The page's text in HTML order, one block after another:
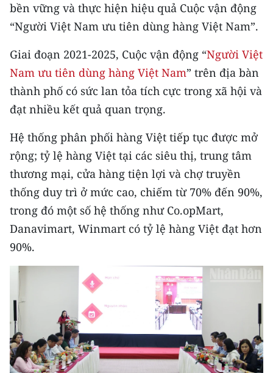
Media Chính trị
Media Văn hóa
Media Xã hội
Media Pháp luật
Media Du lịch
Media Thế giới
Media Thể thao
Media Giáo dục
Media Y tế
Media Khoa học - Công nghệ
Media Môi trường
Ảnh
Infographic
bền vững và thực hiện hiệu quả Cuộc vận động
“Người Việt Nam ưu tiên dùng hàng Việt Nam”.
Giai đoạn 2021-2025, Cuộc vận động “Người Việt
Nam ưu tiên dùng hàng Việt Nam” trên địa bàn
thành phố có sức lan tỏa tích cực trong xã hội và
đạt nhiều kết quả quan trọng.
Hệ thống phân phối hàng Việt tiếp tục được mở
rộng; tỷ lệ hàng Việt tại các siêu thị, trung tâm
thương mại, cửa hàng tiện lợi và chợ truyền
thống duy trì ở mức cao, chiếm từ 70% đến 90%,
trong đó một số hệ thống như Co.opMart,
Danavimart, Winmart có tỷ lệ hàng Việt đạt hơn
90%.